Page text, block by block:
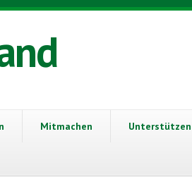
Mitmachen Unterstützen